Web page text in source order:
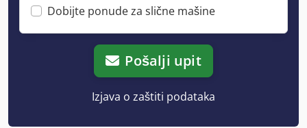
Dobijte ponude za slične mašine
Pošalji upit
Izjava o zaštiti podataka